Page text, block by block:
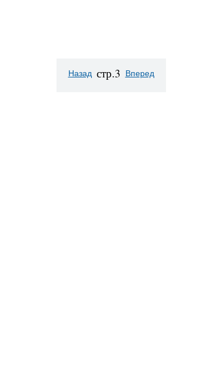
Назад стр.3 Вперед